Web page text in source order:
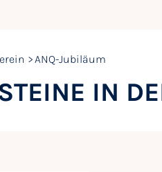
ANQ-Jubiläum
IN